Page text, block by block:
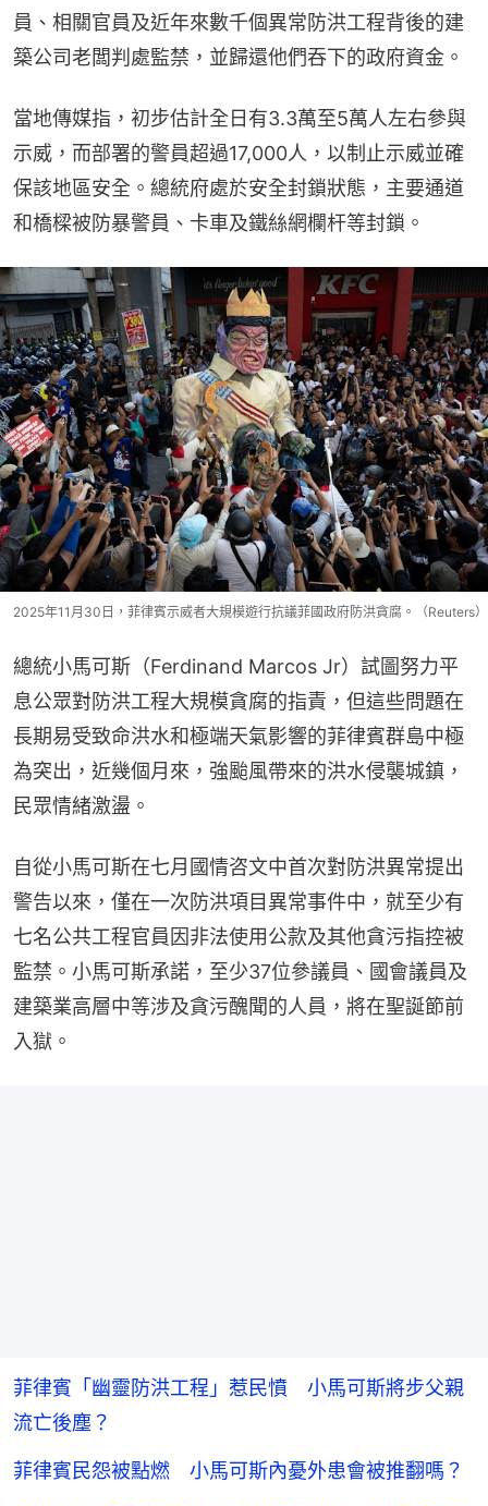
員、相關官員及近年來數千個異常防洪工程背後的建
築公司老闆判處監禁，並歸還他們吞下的政府資金。
當地傳媒指，初步估計全日有3.3萬至5萬人左右參與
示威，而部署的警員超過17,000人，以制止示威並確
保該地區安全。總統府處於安全封鎖狀態，主要通道
和橋樑被防暴警員、卡車及鐵絲網欄杆等封鎖。
2025年11月30日，菲律賓示威者大規模遊行抗議菲國政府防洪貪腐。（Reuters）
總統小馬可斯（Ferdinand Marcos Jr）試圖努力平
息公眾對防洪工程大規模貪腐的指責，但這些問題在
長期易受致命洪水和極端天氣影響的菲律賓群島中極
為突出，近幾個月來，強颱風帶來的洪水侵襲城鎮，
民眾情緒激盪。
自從小馬可斯在七月國情咨文中首次對防洪異常提出
警告以來，僅在一次防洪項目異常事件中，就至少有
七名公共工程官員因非法使用公款及其他貪污指控被
監禁。小馬可斯承諾，至少37位參議員、國會議員及
建築業高層中等涉及貪污醜聞的人員，將在聖誕節前
入獄。
菲律賓「幽靈防洪工程」惹民憤 小馬可斯將步父親
流亡後塵？
菲律賓民怨被點燃 小馬可斯內憂外患會被推翻嗎？